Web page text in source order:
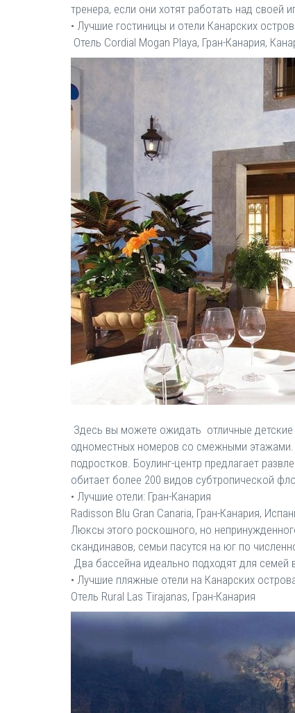
тренера, если они хотят работать над своей
• Лучшие гостиницы и отели Канарских
Отель Cordial Mogan Playa, Гран-Канария,
Здесь вы можете ожидать отличные
одноместных номеров со смежными
подростков. Боулинг-центр предлагает
обитает более 200 видов субтропической
• Лучшие отели: Гран-Канария
Radisson Blu Gran Canaria, Гран-Канария,
Люксы этого роскошного, но
скандинавов, семьи пасутся на юг по
Два бассейна идеально подходят для семей
• Лучшие пляжные отели на Канарских
Отель Rural Las Tirajanas, Гран-Канария